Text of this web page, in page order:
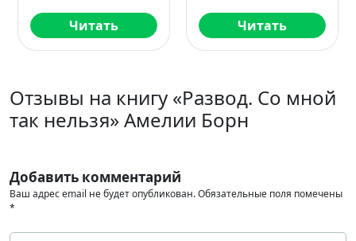
Читать Читать
Отзывы на книгу «Развод. Со мной
так нельзя» Амелии Борн
Добавить комментарий
Ваш адрес email не будет опубликован.Обязательные поля помечены
*